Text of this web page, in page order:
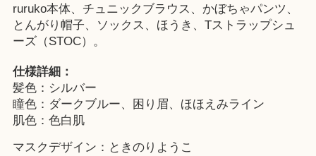
ruruko本体、チュニックブラウス、かぼちゃパンツ、
とんがり帽子、ソックス、ほうき、Tストラップシュ
ーズ（STOC）。
仕様詳細：
髪色：シルバー
瞳色：ダークブルー、困り眉、ほほえみライン
肌色：色白肌
マスクデザイン：ときのりようこ